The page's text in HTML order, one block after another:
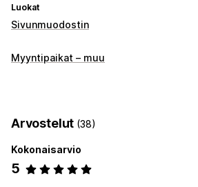
Luokat
Sivunmuodostin
Sivutyypit
Muokkaustyökalu
Tekoälygenerointi
Myyntipaikat – muu
Arvostelut (38)
Kokonaisarvio
5